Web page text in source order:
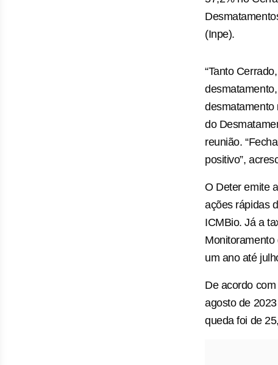
(Inpe).
“Tanto
desmatamento
do
reunião.
positivo”,
O Deter emite
ações rápidas
ICMBio. Já a
um ano até
De acordo
agosto de
queda foi de